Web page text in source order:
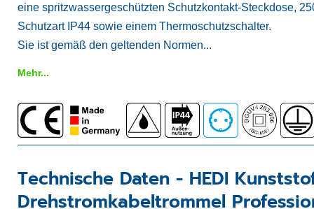
eine spritzwassergeschützten Schutzkontakt-Steckdose,
Schutzart IP44 sowie einem Thermoschutzschalter.
Sie ist gemäß den geltenden Normen...
Mehr...
Technische Daten - HEDI
Drehstromkabeltrommel